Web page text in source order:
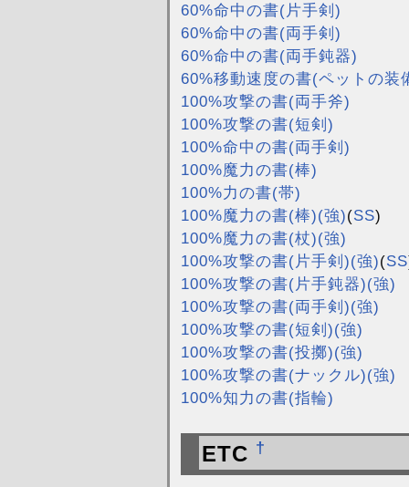
60%命中の書(片手剣)
60%命中の書(両手剣)
60%命中の書(両手鈍器)
60%移動速度の書(ペットの装
100%攻撃の書(両手斧)
100%攻撃の書(短剣)
100%命中の書(両手剣)
100%魔力の書(棒)
100%力の書(帯)
100%魔力の書(棒)(強)(SS)
100%魔力の書(杖)(強)
100%攻撃の書(片手剣)(強)(SS
100%攻撃の書(片手鈍器)(強)
100%攻撃の書(両手剣)(強)
100%攻撃の書(短剣)(強)
100%攻撃の書(投擲)(強)
100%攻撃の書(ナックル)(強)
100%知力の書(指輪)
ETC †